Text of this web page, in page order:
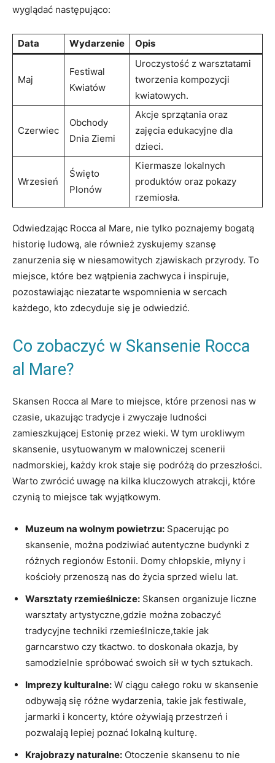
wyglądać⁤ następująco:
Data Wydarzenie Opis
Maj
Festiwal
Kwiatów
Uroczystość ‍z ​warsztatami
tworzenia kompozycji
‍kwiatowych.
Czerwiec
Obchody
Dnia Ziemi
Akcje ⁣sprzątania oraz
zajęcia‍ edukacyjne dla
dzieci.
Wrzesień
Święto
⁤Plonów
Kiermasze lokalnych
‍produktów oraz⁤ pokazy‌
rzemiosła.
Odwiedzając⁢ Rocca al Mare, nie ‌tylko poznajemy bogatą
historię ludową, ale również‌ zyskujemy szansę
zanurzenia się ⁤w⁤ niesamowitych zjawiskach przyrody. ‌To
miejsce, które bez wątpienia zachwyca i ⁢inspiruje,
pozostawiając niezatarte wspomnienia w sercach
każdego, kto zdecyduje się je odwiedzić.
Co zobaczyć w Skansenie ‍Rocca
al Mare?
Skansen Rocca al Mare to‌ miejsce, które przenosi ‍nas w
‌czasie, ukazując tradycje i zwyczaje⁢ ludności
zamieszkującej Estonię​ przez wieki. W tym urokliwym
skansenie, ​usytuowanym w malowniczej scenerii
nadmorskiej, każdy krok staje się podróżą do przeszłości.
Warto zwrócić uwagę na kilka ⁢kluczowych atrakcji, które
czynią to miejsce ⁣tak wyjątkowym.
Muzeum na wolnym powietrzu: Spacerując po
skansenie, można podziwiać autentyczne budynki z
różnych regionów​ Estonii. Domy chłopskie, młyny i‌
kościoły przenoszą nas do życia sprzed wielu lat.
Warsztaty rzemieślnicze: ⁤Skansen‌ organizuje liczne
warsztaty artystyczne,gdzie można⁢ zobaczyć
⁢tradycyjne techniki rzemieślnicze,takie jak
garncarstwo czy tkactwo.‌ to doskonała okazja, by
samodzielnie ⁤spróbować⁤ swoich sił w tych⁢ sztukach.
Imprezy‌ kulturalne: W ciągu całego roku w skansenie
odbywają się różne ‍wydarzenia, takie jak festiwale,
jarmarki i⁢ koncerty, ⁢które ożywiają przestrzeń‌ i
pozwalają lepiej poznać lokalną kulturę.
Krajobrazy naturalne: Otoczenie skansenu to nie